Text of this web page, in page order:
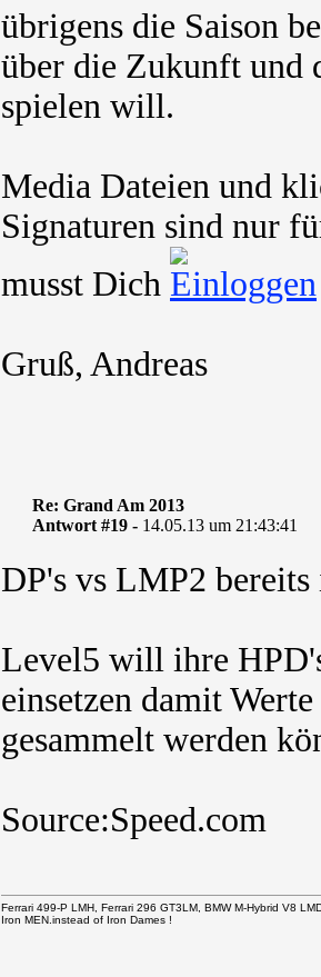
übrigens die Saison
über die Zukunft und
spielen will.
Media Dateien und
Signaturen sind nur
musst Dich
Gruß, Andreas
Re: Grand Am 2013
Antwort #19 - 14.05.13 um 21:43:41
DP's vs LMP2
Level5 will ihre
einsetzen damit
gesammelt werden
Source:Speed.com
Ferrari 499-P LMH, Ferrari 296 GT3LM, BMW M-Hybrid V8
Iron MEN.instead of Iron Dames !